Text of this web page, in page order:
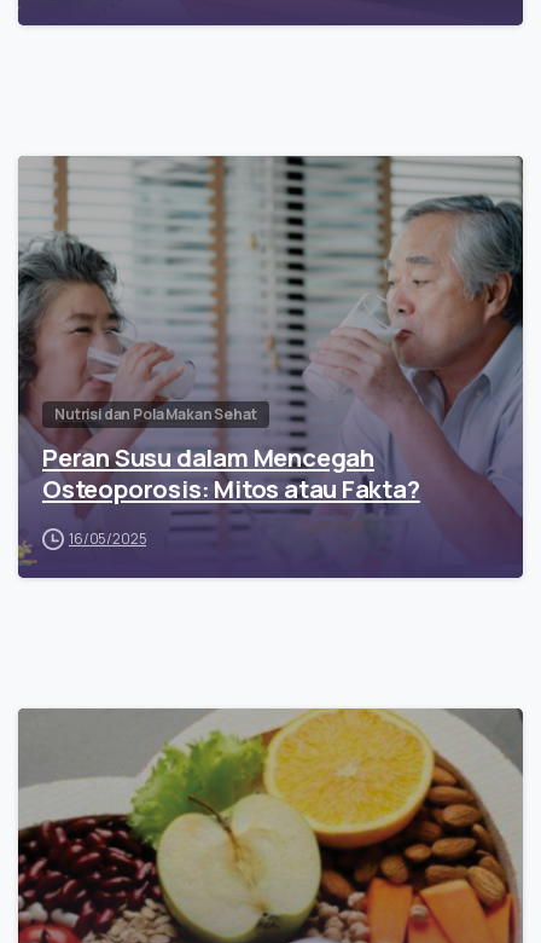
Nutrisi dan Pola Makan Sehat
Peran Susu dalam Mencegah
Osteoporosis: Mitos atau Fakta?
16/05/2025